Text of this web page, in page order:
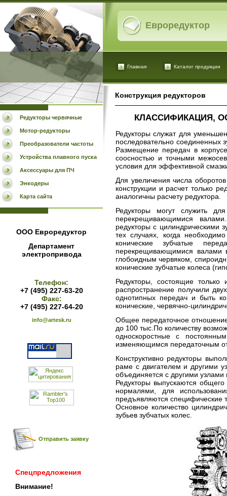
Евроредуктор
Главная Каталог продукции
Редукторы червячные
Мотор-редукторы
Преобразователи частоты
Устройства плавного пуска
Аксессуары для ПЧ
Энкодеры
Карта сайта
ООО Евроредуктор
Департамент
электропривода
Телефон:
+7 (495) 227-63-20
Факс:
+7 (495) 227-64-20
info@artesk.ru
Отправить заявку
Спецпредложения
Внимание!
Конструкция редукторов
КЛАССИФИКАЦИЯ,
Редукторы служат для
последовательно соединенных
Размещение передач в
соосностью и точными
условия для эффективной
Для увеличения числа
конструкции и расчет только
аналогичны расчету редуктора.
Редукторы могут служить
перекрещивающимися
редукторы с цилиндрическими
тех случаях, когда
конические зубчатые
перекрещивающимися валами
глобоидным червяком,
конические зубчатые колеса
Редукторы, состоящие
распространение получили
однотипных передач и быть
конические, червячно-
Общее передаточное
до 100 тыс.По количеству
односкоростные с
изменяющимся передаточным
Конструктивно редукторы
раме с двигателем и другими
объединяется с другими
Редукторы выпускаются
нормалями, для
предъявляются специфические
Основное количество
зубьев зубчатых колес.